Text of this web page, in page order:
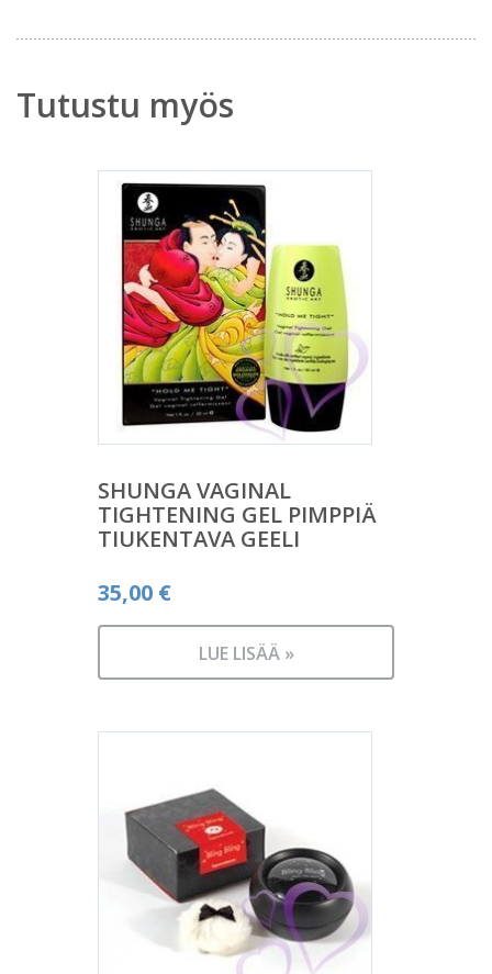
Tutustu myös
SHUNGA VAGINAL
TIGHTENING GEL PIMPPIÄ
TIUKENTAVA GEELI
35,00 €
LUE LISÄÄ »